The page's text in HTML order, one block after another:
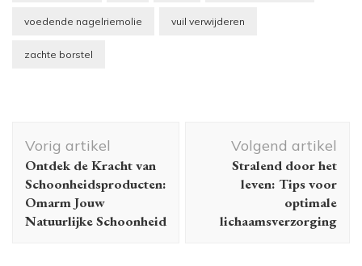
voedende nagelriemolie vuil verwijderen
zachte borstel
Vorig artikel
Ontdek de Kracht van
Schoonheidsproducten:
Omarm Jouw
Natuurlijke Schoonheid
Volgend artikel
Stralend door het
leven: Tips voor
optimale
lichaamsverzorging